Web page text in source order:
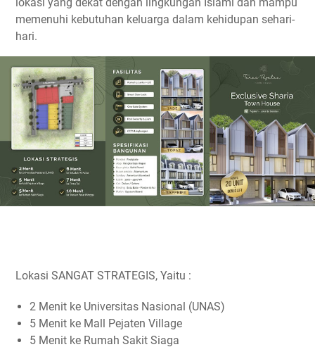
memenuhi kebutuhan keluarga dalam kehidupan sehari-
hari.
Lokasi SANGAT STRATEGIS, Yaitu :
2 Menit ke Universitas Nasional (UNAS)
5 Menit ke Mall Pejaten Village
5 Menit ke Rumah Sakit Siaga